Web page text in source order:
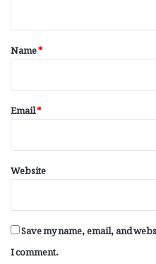
*
Name*
Email*
Website
Save my name, email, and
I comment.